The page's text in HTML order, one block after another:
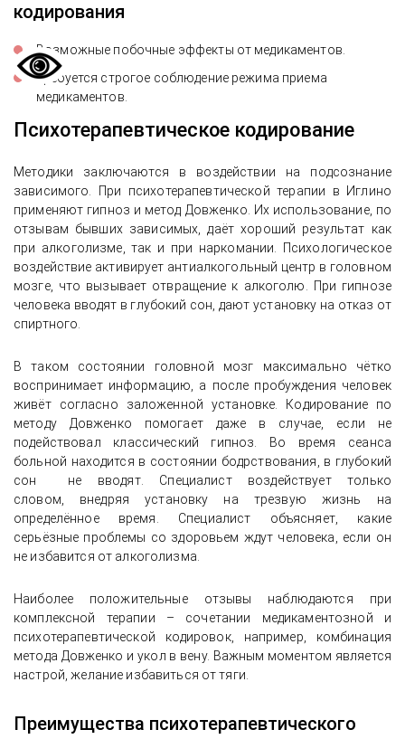
кодирования
Возможные побочные эффекты от медикаментов.
Требуется строгое соблюдение режима приема
медикаментов.
Психотерапевтическое кодирование
Методики заключаются в воздействии на подсознание
зависимого. При психотерапевтической терапии в Иглино
применяют гипноз и метод Довженко. Их использование, по
отзывам бывших зависимых, даёт хороший результат как
при алкоголизме, так и при наркомании. Психологическое
воздействие активирует антиалкогольный центр в головном
мозге, что вызывает отвращение к алкоголю. При гипнозе
человека вводят в глубокий сон, дают установку на отказ от
спиртного.
В таком состоянии головной мозг максимально чётко
воспринимает информацию, а после пробуждения человек
живёт согласно заложенной установке. Кодирование по
методу Довженко помогает даже в случае, если не
подействовал классический гипноз. Во время сеанса
больной находится в состоянии бодрствования, в глубокий
сон не вводят. Специалист воздействует только
словом, внедряя установку на трезвую жизнь на
определённое время. Специалист объясняет, какие
серьёзные проблемы со здоровьем ждут человека, если он
не избавится от алкоголизма.
Наиболее положительные отзывы наблюдаются при
комплексной терапии – сочетании медикаментозной и
психотерапевтической кодировок, например, комбинация
метода Довженко и укол в вену. Важным моментом является
настрой, желание избавиться от тяги.
Преимущества психотерапевтического